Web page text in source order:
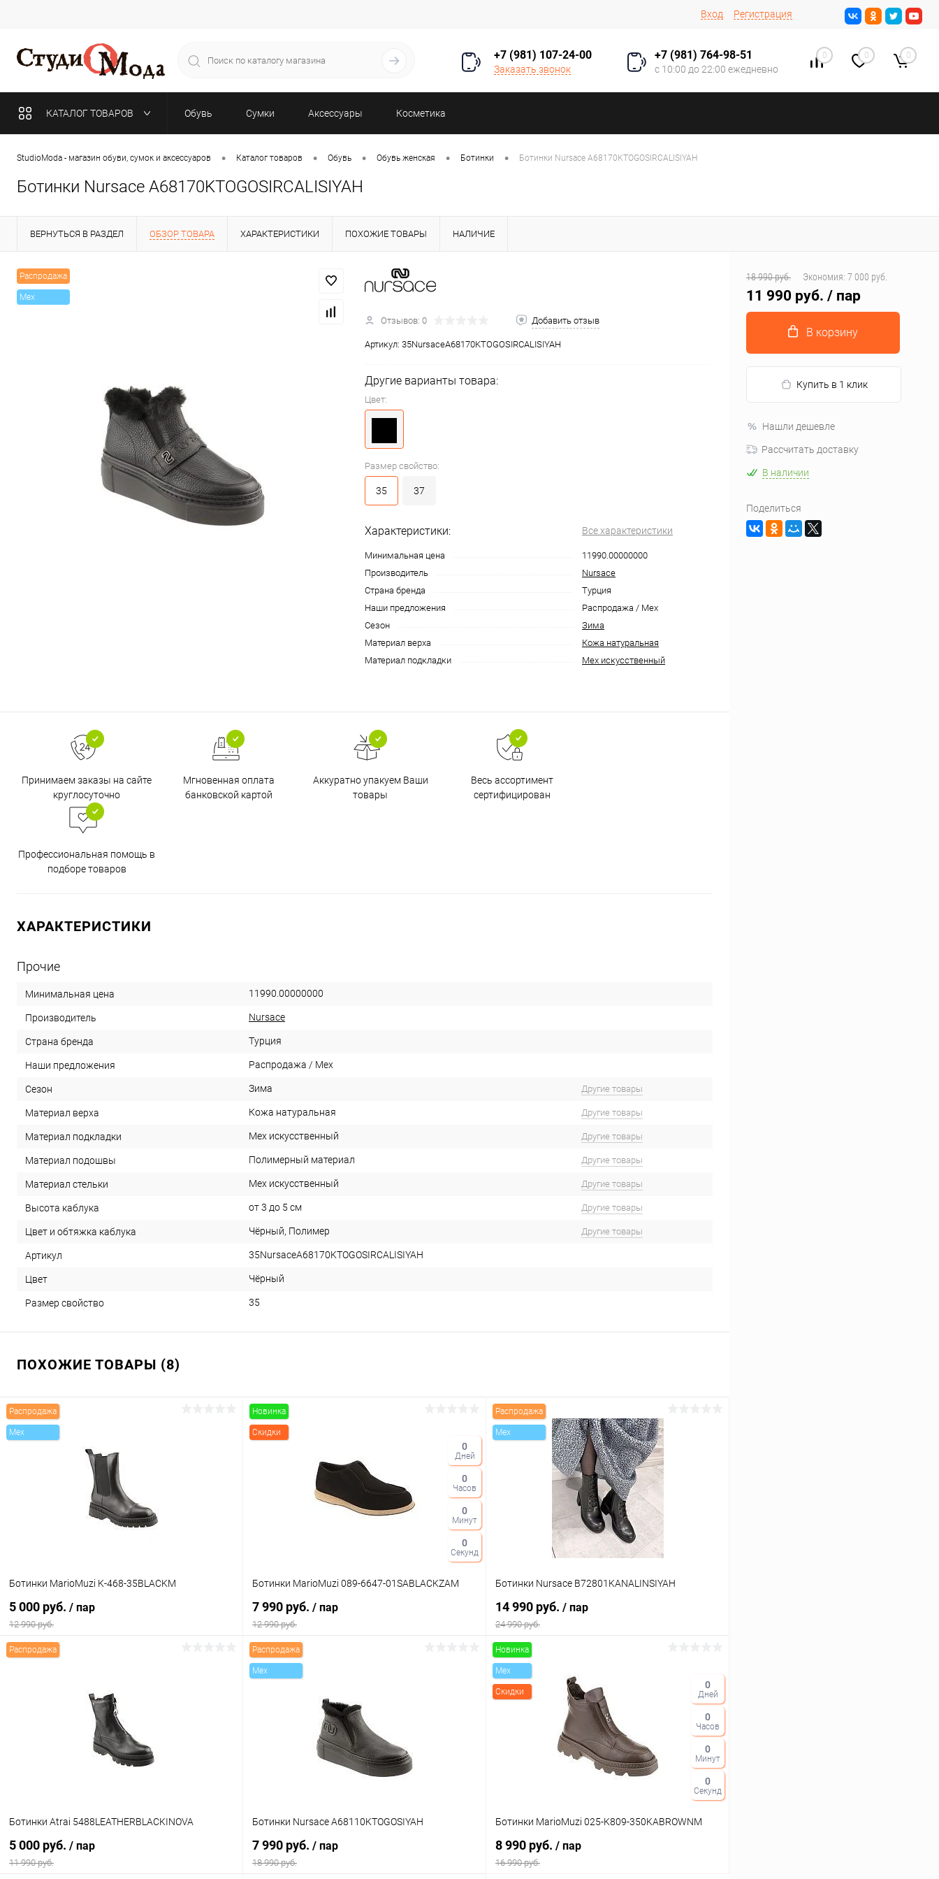
Вход Регистрация
+7 (981) 107-24-00
Заказать звонок
+7 (981) 764-98-51
с 10:00 до 22:00 ежедневно
0 0 0
КАТАЛОГ ТОВАРОВ Обувь Сумки Аксессуары Косметика
StudioModa - магазин обуви, сумок и аксессуаров • Каталог товаров • Обувь • Обувь женская • Ботинки • Ботинки Nursace A68170KTOGOSIRCALISIYAH
Ботинки Nursace A68170KTOGOSIRCALISIYAH
ВЕРНУТЬСЯ В РАЗДЕЛ ОБЗОР ТОВАРА ХАРАКТЕРИСТИКИ ПОХОЖИЕ ТОВАРЫ НАЛИЧИЕ
Распродажа
Mex
Отзывов: 0 Добавить отзыв
Артикул: 35NursaceA68170KTOGOSIRCALISIYAH
Другие варианты товара:
Цвет:
Размер свойство:
35 37
Характеристики: Все характеристики
Минимальная цена
11990.00000000
Производитель
Nursace
Страна бренда
Турция
Наши предложения
Распродажа / Mex
Сезон
Зима
Материал верха
Кожа натуральная
Материал подкладки
Мех искусственный
Принимаем заказы на сайте
круглосуточно
Мгновенная оплата
банковской картой
Аккуратно упакуем Ваши
товары
Весь ассортимент
сертифицирован
Профессиональная помощь в
подборе товаров
ХАРАКТЕРИСТИКИ
Прочие
Минимальная цена 11990.00000000
Производитель Nursace
Страна бренда Турция
Наши предложения Распродажа / Mex
Сезон Зима Другие товары
Материал верха Кожа натуральная Другие товары
Материал подкладки Мех искусственный Другие товары
Материал подошвы Полимерный материал Другие товары
Материал стельки Мех искусственный Другие товары
Высота каблука от 3 до 5 см Другие товары
Цвет и обтяжка каблука Чёрный, Полимер Другие товары
Артикул 35NursaceA68170KTOGOSIRCALISIYAH
Цвет Чёрный
Размер свойство 35
ПОХОЖИЕ ТОВАРЫ (8)
Распродажа
Mex
Ботинки MarioMuzi K-468-35BLACKM
5 000 руб. / пар
12 990 руб.
Новинка
Скидки
0
Дней
0
Часов
0
Минут
0
Секунд
Ботинки MarioMuzi 089-6647-01SABLACKZAM
7 990 руб. / пар
12 990 руб.
Купить в 1 клик
Распродажа
Mex
Ботинки Nursace B72801KANALINSIYAH
14 990 руб. / пар
24 990 руб.
Купить в 1 клик
Распродажа
Ботинки Atrai 5488LEATHERBLACKINOVA
5 000 руб. / пар
11 990 руб.
Распродажа
Mex
Ботинки Nursace A68110KTOGOSIYAH
7 990 руб. / пар
18 990 руб.
Новинка
Mex
Скидки
0
Дней
0
Часов
0
Минут
0
Секунд
Ботинки MarioMuzi 025-K809-350KABROWNM
8 990 руб. / пар
16 990 руб.
18 990 руб. Экономия: 7 000 руб.
11 990 руб. / пар
В корзину
Купить в 1 клик
Нашли дешевле
Рассчитать доставку
В наличии
Поделиться